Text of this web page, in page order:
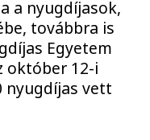
a nyugdíjasok,
továbbra is
Egyetem
október 12-i
nyugdíjas vett